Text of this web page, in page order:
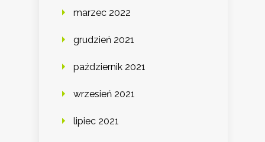
marzec 2022
grudzień 2021
październik 2021
wrzesień 2021
lipiec 2021